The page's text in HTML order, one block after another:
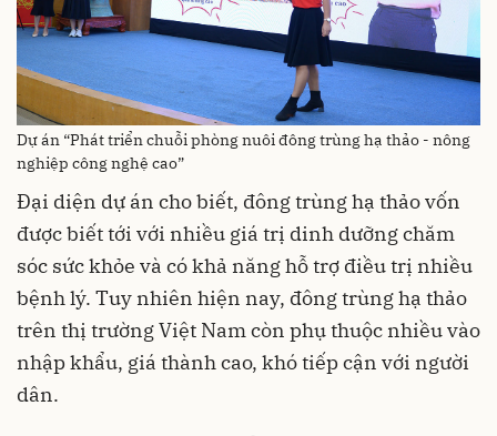
Dự án “Phát triển chuỗi phòng nuôi đông trùng hạ thảo - nông
nghiệp công nghệ cao”
Đại diện dự án cho biết, đông trùng hạ thảo vốn
được biết tới với nhiều giá trị dinh dưỡng chăm
sóc sức khỏe và có khả năng hỗ trợ điều trị nhiều
bệnh lý. Tuy nhiên hiện nay, đông trùng hạ thảo
trên thị trường Việt Nam còn phụ thuộc nhiều vào
nhập khẩu, giá thành cao, khó tiếp cận với người
dân.